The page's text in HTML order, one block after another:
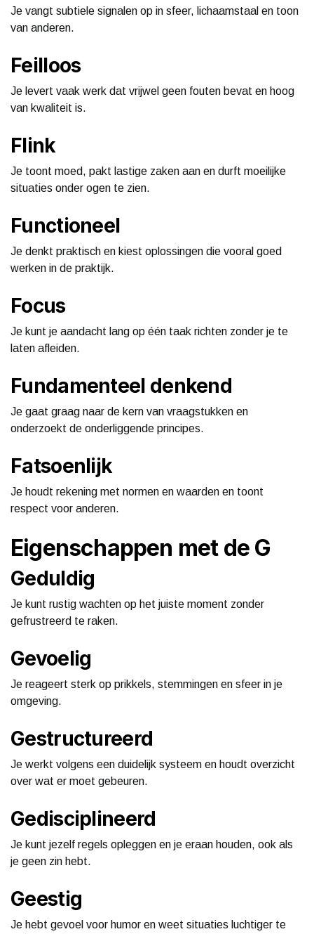
Je vangt subtiele signalen op in sfeer, lichaamstaal en toon
van anderen.
Feilloos
Je levert vaak werk dat vrijwel geen fouten bevat en hoog
van kwaliteit is.
Flink
Je toont moed, pakt lastige zaken aan en durft moeilijke
situaties onder ogen te zien.
Functioneel
Je denkt praktisch en kiest oplossingen die vooral goed
werken in de praktijk.
Focus
Je kunt je aandacht lang op één taak richten zonder je te
laten afleiden.
Fundamenteel denkend
Je gaat graag naar de kern van vraagstukken en
onderzoekt de onderliggende principes.
Fatsoenlijk
Je houdt rekening met normen en waarden en toont
respect voor anderen.
Eigenschappen met de G
Geduldig
Je kunt rustig wachten op het juiste moment zonder
gefrustreerd te raken.
Gevoelig
Je reageert sterk op prikkels, stemmingen en sfeer in je
omgeving.
Gestructureerd
Je werkt volgens een duidelijk systeem en houdt overzicht
over wat er moet gebeuren.
Gedisciplineerd
Je kunt jezelf regels opleggen en je eraan houden, ook als
je geen zin hebt.
Geestig
Je hebt gevoel voor humor en weet situaties luchtiger te